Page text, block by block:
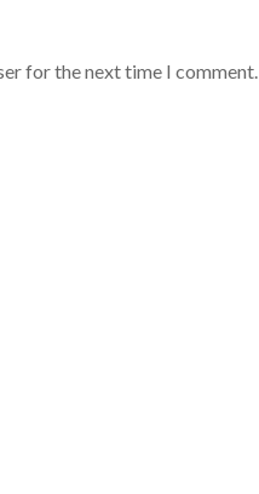
for the next time I comment.